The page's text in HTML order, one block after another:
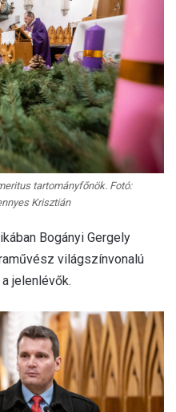
tartományfőnök. Fotó:
Krisztián
Bogányi Gergely
világszínvonalú
jelenlévők.